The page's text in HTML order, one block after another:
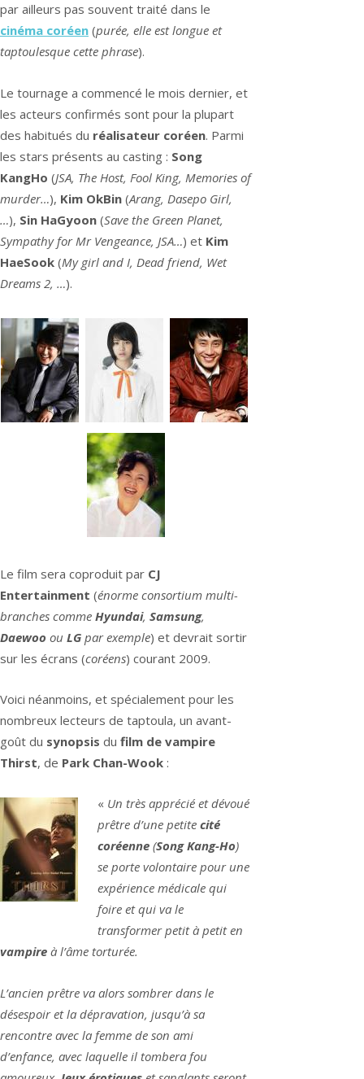
par ailleurs pas souvent traité dans le
cinéma coréen (purée, elle est longue et
taptoulesque cette phrase).
Le tournage a commencé le mois dernier, et
les acteurs confirmés sont pour la plupart
des habitués du réalisateur coréen. Parmi
les stars présents au casting : Song
KangHo (JSA, The Host, Fool King, Memories of
murder…), Kim OkBin (Arang, Dasepo Girl,
…), Sin HaGyoon (Save the Green Planet,
Sympathy for Mr Vengeance, JSA…) et Kim
HaeSook (My girl and I, Dead friend, Wet
Dreams 2, …).
Le film sera coproduit par CJ
Entertainment (énorme consortium multi-
branches comme Hyundai, Samsung,
Daewoo ou LG par exemple) et devrait sortir
sur les écrans (coréens) courant 2009.
Voici néanmoins, et spécialement pour les
nombreux lecteurs de taptoula, un avant-
goût du synopsis du film de vampire
Thirst, de Park Chan-Wook :
« Un très apprécié et dévoué
prêtre d’une petitecité
coréenne (Song Kang-Ho)
se porte volontaire pour une
expérience médicale qui
foire et qui va le
transformer petit à petit en
vampire à l’âme torturée.
L’ancien prêtre va alors sombrer dans le
désespoir et la dépravation, jusqu’à sa
rencontre avec la femme de son ami
d’enfance, avec laquelle il tombera fou